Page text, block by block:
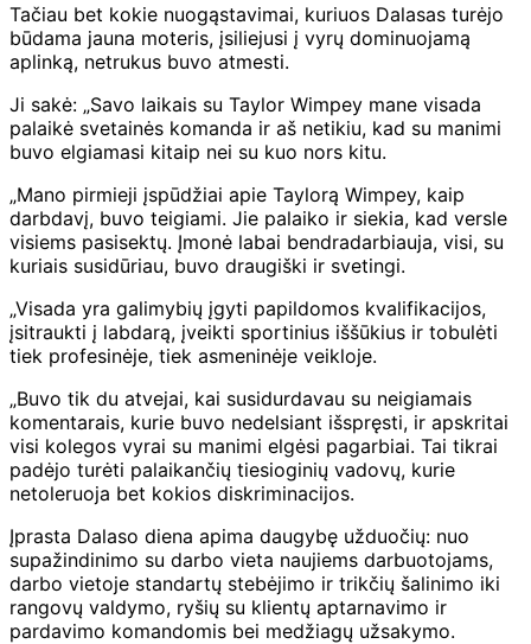
Tačiau bet kokie nuogąstavimai, kuriuos Dalasas turėjo
būdama jauna moteris, įsiliejusi į vyrų dominuojamą
aplinką, netrukus buvo atmesti.
Ji sakė: „Savo laikais su Taylor Wimpey mane visada
palaikė svetainės komanda ir aš netikiu, kad su manimi
buvo elgiamasi kitaip nei su kuo nors kitu.
„Mano pirmieji įspūdžiai apie Taylorą Wimpey, kaip
darbdavį, buvo teigiami. Jie palaiko ir siekia, kad versle
visiems pasisektų. Įmonė labai bendradarbiauja, visi, su
kuriais susidūriau, buvo draugiški ir svetingi.
„Visada yra galimybių įgyti papildomos kvalifikacijos,
įsitraukti į labdarą, įveikti sportinius iššūkius ir tobulėti
tiek profesinėje, tiek asmeninėje veikloje.
„Buvo tik du atvejai, kai susidurdavau su neigiamais
komentarais, kurie buvo nedelsiant išspręsti, ir apskritai
visi kolegos vyrai su manimi elgėsi pagarbiai. Tai tikrai
padėjo turėti palaikančių tiesioginių vadovų, kurie
netoleruoja bet kokios diskriminacijos.
Įprasta Dalaso diena apima daugybę užduočių: nuo
supažindinimo su darbo vieta naujiems darbuotojams,
darbo vietoje standartų stebėjimo ir trikčių šalinimo iki
rangovų valdymo, ryšių su klientų aptarnavimo ir
pardavimo komandomis bei medžiagų užsakymo.